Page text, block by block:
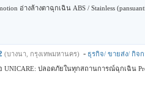
อ่างล้างตาฉุกเฉิน ABS / Stainless
(บางนา, กรุงเทพมหานคร) - ธุรกิจ/ ขายส่ง/ กิจ
ปลอดภัยในทุกสถานการณ์ฉุกเฉิน